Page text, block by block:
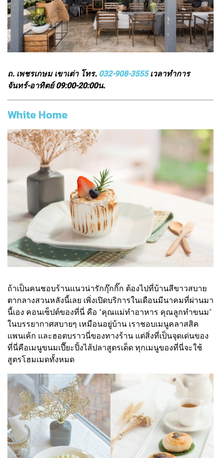
ถ. เพชรเกษม เขาเต่า โทร. 032-908-3555เวลาทำการ
จันทร์-อาทิตย์ 09:00-20:00น.
White Home
ถ้าเป็นคนชอบร้านแนวน่ารักกุ๊กกิ๊ก ต้องไปที่บ้านสีขาวสบาย
ตากลางสวนหลังนี้เลย เพิ่งเปิดบริการในเดือนมีนาคมที่ผ่านมา
นี้เอง คอนเซ็ปต์ของที่นี่ คือ "คุณแม่ทำอาหาร คุณลูกทำขนม"
ในบรรยากาศสบายๆ เหมือนอยู่บ้าน เราชอบเมนูคลาสสิค
แพนเค้ก และฮอตบราวนี่ของทางร้าน แต่สิ่งที่เป็นจุดเด่นของ
ที่นี่คือเมนูขนมเปี๊ยะปิ้งไส้ปลาสูตรเด็ด ทุกเมนูของที่นี่จะใช้
สูตรโฮมเมดทั้งหมด